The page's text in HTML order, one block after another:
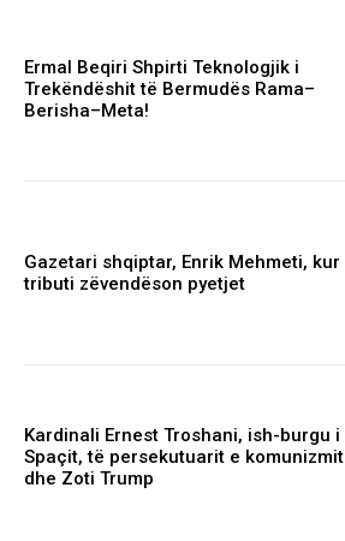
Ermal Beqiri Shpirti Teknologjik i
Trekëndëshit të Bermudës Rama–
Berisha–Meta!
Gazetari shqiptar, Enrik Mehmeti, kur
tributi zëvendëson pyetjet
Kardinali Ernest Troshani, ish-burgu i
Spaçit, të persekutuarit e komunizmit
dhe Zoti Trump